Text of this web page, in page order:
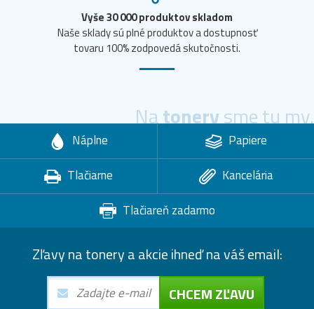
Vyše 30 000 produktov skladom
Naše sklady sú plné produktov a dostupnosť
tovaru 100% zodpovedá skutočnosti.
Natonerysme tu my.
Náplne
Papiere
Tlačiarne
Kancelária
Tlačiareň zadarmo
Zľavy na tonery a akcie ihneď na váš email:
CHCEM ZĽAVU